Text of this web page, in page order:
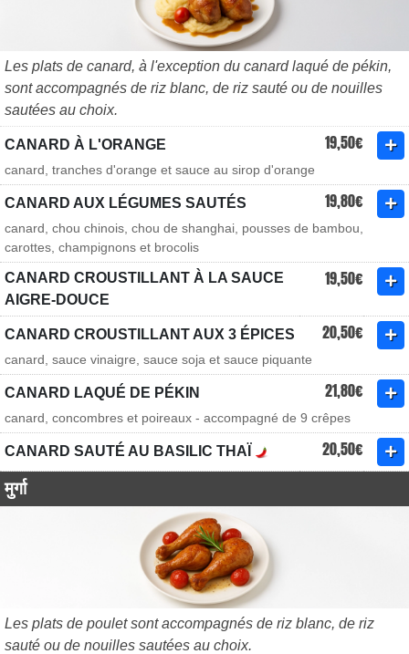
Les plats de canard, à l'exception du canard laqué de pékin,
sont accompagnés de riz blanc, de riz sauté ou de nouilles
sautées au choix.
CANARD À L'ORANGE 19,50€
canard, tranches d'orange et sauce au sirop d'orange
CANARD AUX LÉGUMES SAUTÉS 19,80€
canard, chou chinois, chou de shanghai, pousses de bambou,
carottes, champignons et brocolis
CANARD CROUSTILLANT À LA SAUCE
AIGRE-DOUCE
19,50€
CANARD CROUSTILLANT AUX 3 ÉPICES 20,50€
canard, sauce vinaigre, sauce soja et sauce piquante
CANARD LAQUÉ DE PÉKIN 21,80€
canard, concombres et poireaux - accompagné de 9 crêpes
CANARD SAUTÉ AU BASILIC THAÏ 20,50€
मुर्गा
Les plats de poulet sont accompagnés de riz blanc, de riz
sauté ou de nouilles sautées au choix.